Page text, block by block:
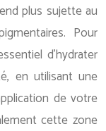
plus sujette au
Pour
d’hydrater
en utilisant une
de votre
cette zone